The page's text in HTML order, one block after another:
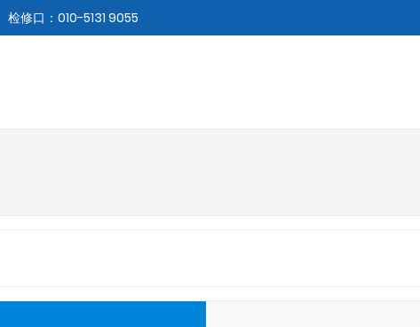
检修口：010-5131 9055